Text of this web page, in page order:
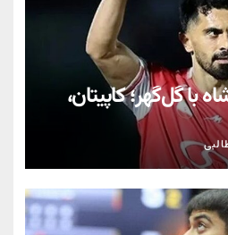
با گل‌گهر؛ کاپیتان،